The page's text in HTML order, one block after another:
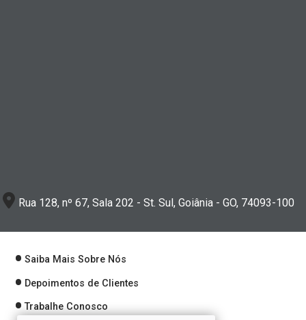
Rua 128, nº 67, Sala 202 - St. Sul, Goiânia - GO, 74093-100
Saiba Mais Sobre Nós
Depoimentos de Clientes
Trabalhe Conosco